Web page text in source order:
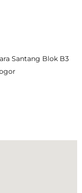
Santang Blok B3